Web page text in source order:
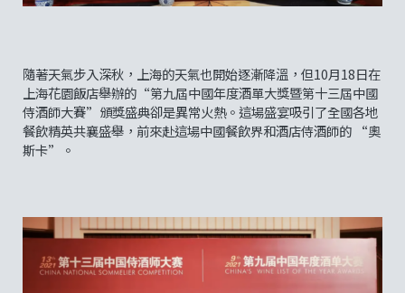
隨著天氣步入深秋，上海的天氣也開始逐漸降溫，但10月18日在
上海花園飯店舉辦的“第九屆中國年度酒單大獎暨第十三屆中國
侍酒師大賽”頒獎盛典卻是異常火熱。這場盛宴吸引了全國各地
餐飲精英共襄盛舉，前來赴這場中國餐飲界和酒店侍酒師的 “奧
斯卡”。